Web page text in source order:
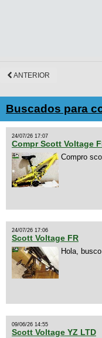
ANTERIOR
Buscados para
24/07/26 17:07
Compr Scott Voltage
Compro
24/07/26 17:06
Scott Voltage FR
Hola,
09/06/26 14:55
Scott Voltage YZ LTD